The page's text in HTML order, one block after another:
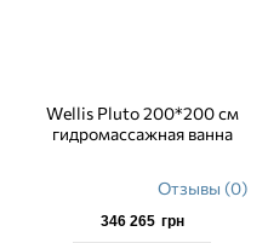
Wellis Pluto 200*200 см
гидромассажная ванна
Отзывы (0)
346 265 грн